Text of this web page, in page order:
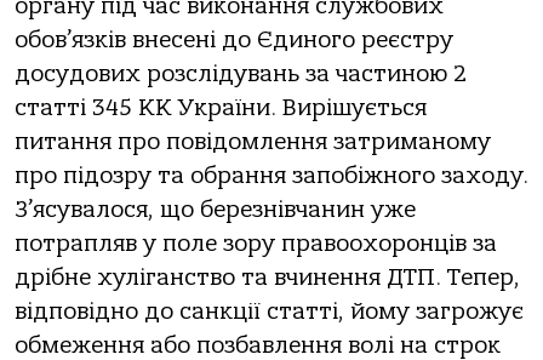
органу під час виконання службових
обов’язків внесені до Єдиного реєстру
досудових розслідувань за частиною 2
статті 345 КК України. Вирішується
питання про повідомлення затриманому
про підозру та обрання запобіжного заходу.
З’ясувалося, що березнівчанин уже
потрапляв у поле зору правоохоронців за
дрібне хуліганство та вчинення ДТП. Тепер,
відповідно до санкції статті, йому загрожує
обмеження або позбавлення волі на строк